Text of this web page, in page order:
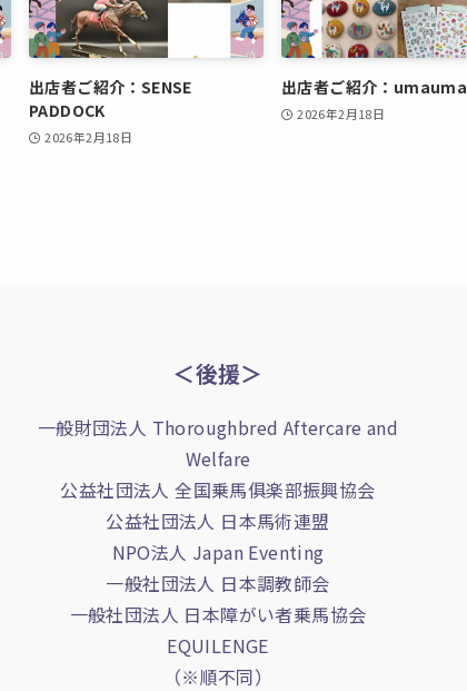
出店者ご紹介：SENSE
PADDOCK
2026年2月18日
出店者ご紹介：umauma
2026年2月18日
＜後援＞
一般財団法人 Thoroughbred Aftercare and
Welfare
公益社団法人 全国乗馬俱楽部振興協会
公益社団法人 日本馬術連盟
NPO法人 Japan Eventing
一般社団法人 日本調教師会
一般社団法人 日本障がい者乗馬協会
EQUILENGE
（※順不同）